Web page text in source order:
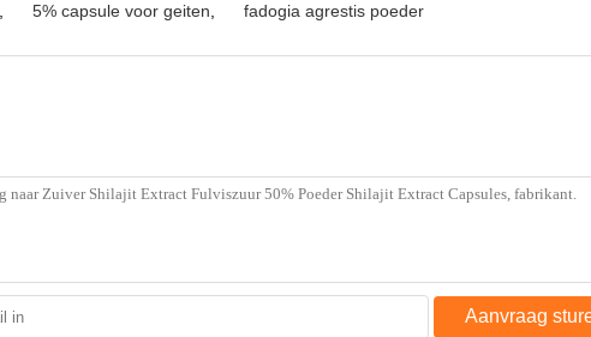
5% capsule voor geiten fadogia agrestis poeder
Aanvraag